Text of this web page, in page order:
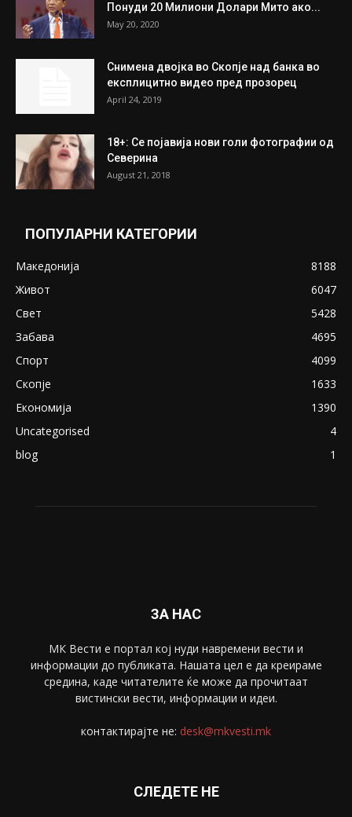
Понуди 20 Милиони Долари Мито ако...
May 20, 2020
Снимена двојка во Скопје над банка во
експлицитно видео пред прозорец
April 24, 2019
18+: Се појавија нови голи фотографии од
Северина
August 21, 2018
ПОПУЛАРНИ КАТЕГОРИИ
Македонија
8188
Живот
6047
Свет
5428
Забава
4695
Спорт
4099
Скопје
1633
Економија
1390
Uncategorised
4
blog
1
ЗА НАС
МК Вести е портал коj нуди навремени вести и
информации до публиката. Нашата цел е да креираме
средина, каде читателите ќе може да прочитаат
вистински вести, информации и идеи.
контактирајте не: desk@mkvesti.mk
СЛЕДЕТЕ НЕ